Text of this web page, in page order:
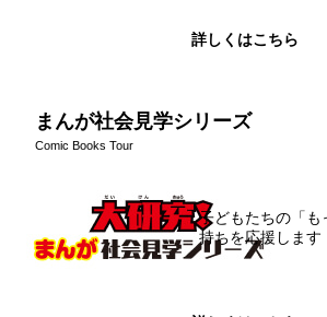
詳しくはこちら
まんが社会見学シリーズ
Comic Books Tour
子どもたちの「も
持ちを応援します